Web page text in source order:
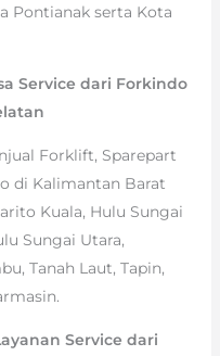
Pontianak serta Kota
Service dari Forkindo
Forklift, Sparepart
di Kalimantan Barat
Kuala, Hulu Sungai
Sungai Utara,
Tanah Laut, Tapin,
Service dari